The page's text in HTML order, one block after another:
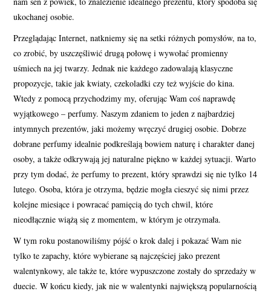
ukochanej osobie.
Przeglądając Internet, natkniemy się na setki różnych pomysłów, na to,
co zrobić, by uszczęśliwić drugą połowę i wywołać promienny
uśmiech na jej twarzy. Jednak nie każdego zadowalają klasyczne
propozycje, takie jak kwiaty, czekoladki czy też wyjście do kina.
Wtedy z pomocą przychodzimy my, oferując Wam coś naprawdę
wyjątkowego – perfumy. Naszym zdaniem to jeden z najbardziej
intymnych prezentów, jaki możemy wręczyć drugiej osobie. Dobrze
dobrane perfumy idealnie podkreślają bowiem naturę i charakter danej
osoby, a także odkrywają jej naturalne piękno w każdej sytuacji. Warto
przy tym dodać, że perfumy to prezent, który sprawdzi się nie tylko 14
lutego. Osoba, która je otrzyma, będzie mogła cieszyć się nimi przez
kolejne miesiące i powracać pamięcią do tych chwil, które
nieodłącznie wiążą się z momentem, w którym je otrzymała.
W tym roku postanowiliśmy pójść o krok dalej i pokazać Wam nie
tylko te zapachy, które wybierane są najczęściej jako prezent
walentynkowy, ale także te, które wypuszczone zostały do sprzedaży w
duecie. W końcu kiedy, jak nie w walentynki największą popularnością